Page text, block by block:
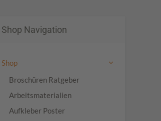
Shop Navigation
Shop
Broschüren Ratgeber
Arbeitsmaterialien
Aufkleber Poster